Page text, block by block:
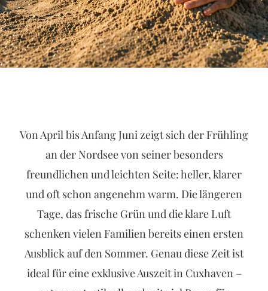
Von April bis Anfang Juni zeigt sich der Frühling
an der Nordsee von seiner besonders
freundlichen und leichten Seite: heller, klarer
und oft schon angenehm warm. Die längeren
Tage, das frische Grün und die klare Luft
schenken vielen Familien bereits einen ersten
Ausblick auf den Sommer. Genau diese Zeit ist
ideal für eine exklusive Auszeit in Cuxhaven –